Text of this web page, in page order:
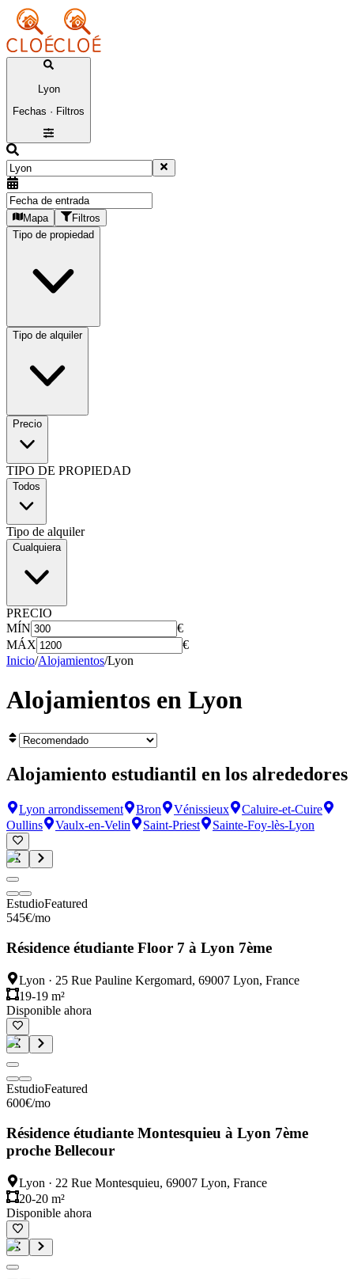
Lyon
Fechas · Filtros
Mapa
Filtros
Tipo de propiedad
Tipo de alquiler
Precio
TIPO DE PROPIEDAD
Todos
Tipo de alquiler
Cualquiera
PRECIO
MÍN
€
MÁX
€
Inicio/Alojamientos/Lyon
Alojamientos en Lyon
Alojamiento estudiantil en los alrededores
Lyon arrondissement Bron Vénissieux
Caluire-et-Cuire
Oullins
Vaulx-en-Velin Saint-Priest Sainte-Foy-lès-Lyon
EstudioFeatured
545€/mo
Résidence étudiante Floor 7 à Lyon 7ème
Lyon · 25 Rue Pauline Kergomard, 69007 Lyon, France
19-19 m²
Disponible ahora
EstudioFeatured
600€/mo
Résidence étudiante Montesquieu à Lyon 7ème
proche Bellecour
Lyon · 22 Rue Montesquieu, 69007 Lyon, France
20-20 m²
Disponible ahora